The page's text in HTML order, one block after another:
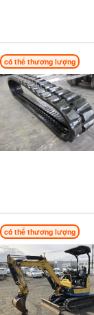
có thể thương lượng
có thể thương lượng